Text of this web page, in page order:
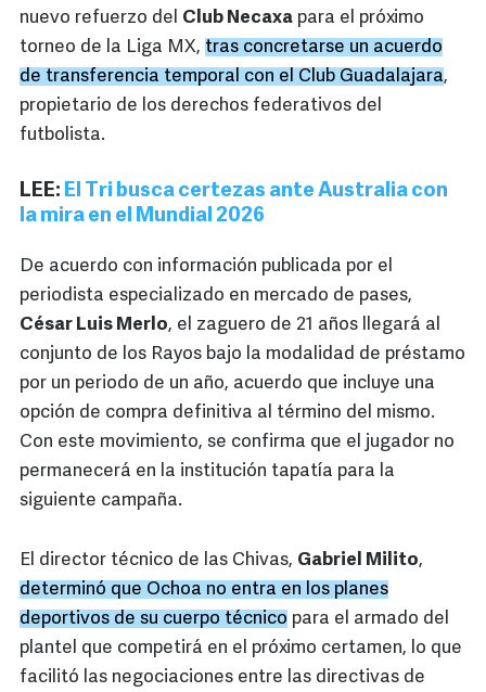
nuevo refuerzo del Club Necaxa para el próximo
torneo de la Liga MX, tras concretarse un acuerdo
de transferencia temporal con el Club Guadalajara,
propietario de los derechos federativos del
futbolista.
LEE: El Tri busca certezas ante Australia con
la mira en el Mundial 2026
De acuerdo con información publicada por el
periodista especializado en mercado de pases,
César Luis Merlo, el zaguero de 21 años llegará al
conjunto de los Rayos bajo la modalidad de préstamo
por un periodo de un año, acuerdo que incluye una
opción de compra definitiva al término del mismo.
Con este movimiento, se confirma que el jugador no
permanecerá en la institución tapatía para la
siguiente campaña.
El director técnico de las Chivas, Gabriel Milito,
determinó que Ochoa no entra en los planes
deportivos de su cuerpo técnico para el armado del
plantel que competirá en el próximo certamen, lo que
facilitó las negociaciones entre las directivas de